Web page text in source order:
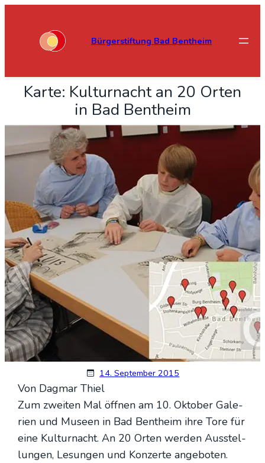
Bürgerstiftung Bad Bentheim
Kar­te: Kul­tur­nacht an 20 Orten
in Bad Bent­heim
14. September 2015
Von Dag­mar Thiel
Zum zwei­ten Mal öff­nen am 10. Okto­ber Gale­
rien und Muse­en in Bad Bent­heim ihre Tore für
eine Kul­tur­nacht. An 20 Orten wer­den Aus­stel­
lun­gen, Lesun­gen und Kon­zer­te ange­bo­ten.